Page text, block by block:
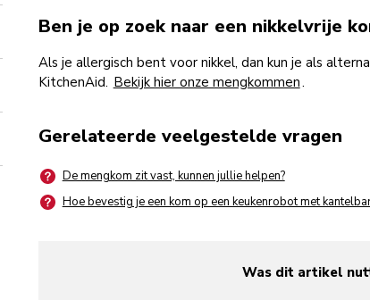
Ben je op zoek naar een nikkelvrije
Als je allergisch bent voor nikkel, dan kun je als
KitchenAid. Bekijk hier onze mengkommen.
Gerelateerde veelgestelde vragen
De mengkom zit vast, kunnen jullie helpen?
Hoe bevestig je een kom op een keukenrobot met
Was dit artikel
yes
no